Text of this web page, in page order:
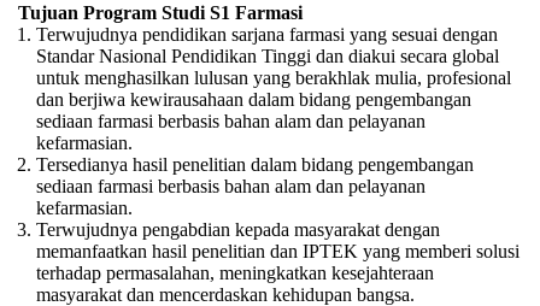
Tujuan Program Studi S1 Farmasi
Terwujudnya pendidikan sarjana farmasi yang sesuai dengan
Standar Nasional Pendidikan Tinggi dan diakui secara global
untuk menghasilkan lulusan yang berakhlak mulia, profesional
dan berjiwa kewirausahaan dalam bidang pengembangan
sediaan farmasi berbasis bahan alam dan pelayanan
kefarmasian.
Tersedianya hasil penelitian dalam bidang pengembangan
sediaan farmasi berbasis bahan alam dan pelayanan
kefarmasian.
Terwujudnya pengabdian kepada masyarakat dengan
memanfaatkan hasil penelitian dan IPTEK yang memberi solusi
terhadap permasalahan, meningkatkan kesejahteraan
masyarakat dan mencerdaskan kehidupan bangsa.